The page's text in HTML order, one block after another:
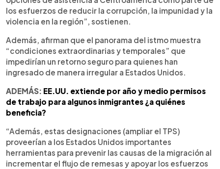
los esfuerzos de reducir la corrupción, la impunidad y la
violencia en la región”, sostienen.
Además, afirman que el panorama del istmo muestra
“condiciones extraordinarias y temporales” que
impedirían un retorno seguro para quienes han
ingresado de manera irregular a Estados Unidos.
ADEMÁS: EE.UU. extiende por año y medio permisos
de trabajo para algunos inmigrantes ¿a quiénes
beneficia?
“Además, estas designaciones (ampliar el TPS)
proveerían a los Estados Unidos importantes
herramientas para prevenir las causas de la migración al
incrementar el flujo de remesas y apoyar los esfuerzos